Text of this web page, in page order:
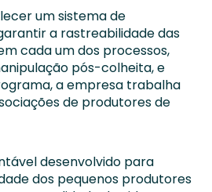
um sistema de
a rastreabilidade das
cada um dos processos,
pós-colheita, e
a empresa trabalha
de produtores de
desenvolvido para
dos pequenos produtores